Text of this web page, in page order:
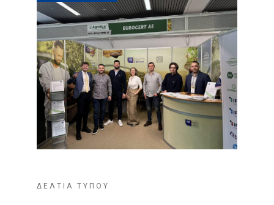
ΔΕΛΤΙΑ ΤΥΠΟΥ